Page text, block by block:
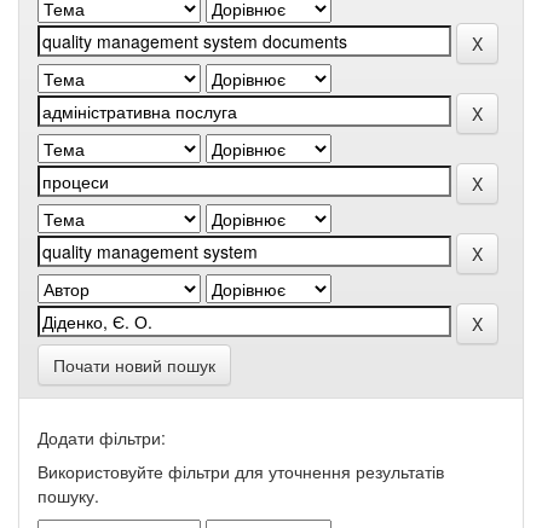
Почати новий пошук
Додати фільтри:
Використовуйте фільтри для уточнення результатів
пошуку.